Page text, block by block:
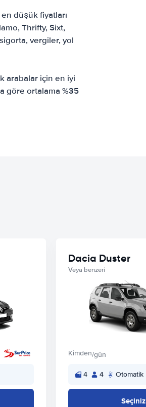
düşük fiyatları
Thrifty, Sixt,
vergiler, yol
arabalar için en iyi
göre ortalama %35
Dacia Duster
Veya benzeri
Kimden/gün
4 4 Otomatik
Seçiniz